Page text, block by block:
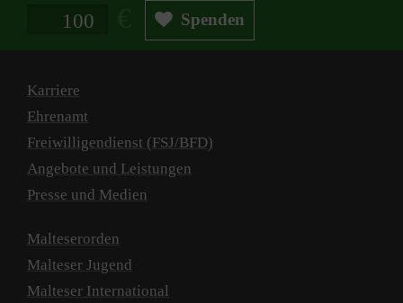
Spendenbetrag in Euro Spenden
Karriere
Ehrenamt
Freiwilligendienst (FSJ/BFD)
Angebote und Leistungen
Presse und Medien
Malteserorden
Malteser Jugend
Malteser International